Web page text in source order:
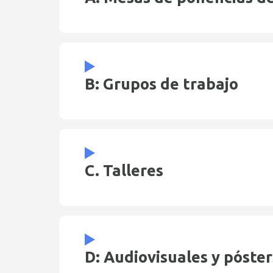
B: Grupos de trabajo
C. Talleres
D: Audiovisuales y